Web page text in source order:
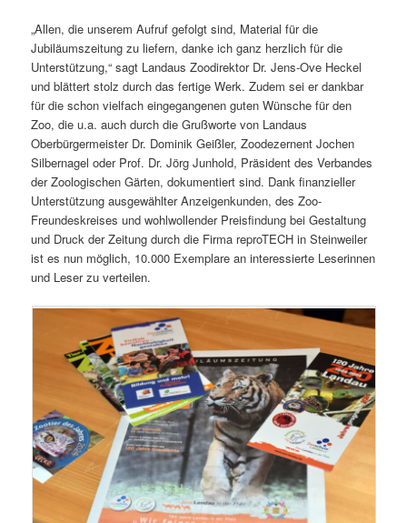
„Allen, die unserem Aufruf gefolgt sind, Material für die
Jubiläumszeitung zu liefern, danke ich ganz herzlich für die
Unterstützung,“ sagt Landaus Zoodirektor Dr. Jens-Ove Heckel
und blättert stolz durch das fertige Werk. Zudem sei er dankbar
für die schon vielfach eingegangenen guten Wünsche für den
Zoo, die u.a. auch durch die Grußworte von Landaus
Oberbürgermeister Dr. Dominik Geißler, Zoodezernent Jochen
Silbernagel oder Prof. Dr. Jörg Junhold, Präsident des Verbandes
der Zoologischen Gärten, dokumentiert sind. Dank finanzieller
Unterstützung ausgewählter Anzeigenkunden, des Zoo-
Freundeskreises und wohlwollender Preisfindung bei Gestaltung
und Druck der Zeitung durch die Firma reproTECH in Steinweiler
ist es nun möglich, 10.000 Exemplare an interessierte Leserinnen
und Leser zu verteilen.